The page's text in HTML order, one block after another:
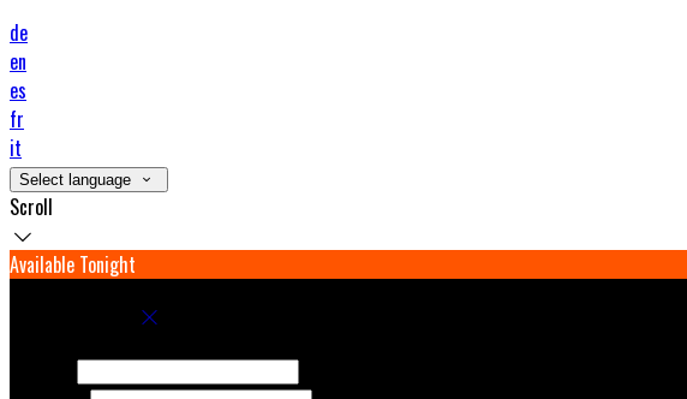
de
en
es
fr
it
Select language
Scroll
Available Tonight